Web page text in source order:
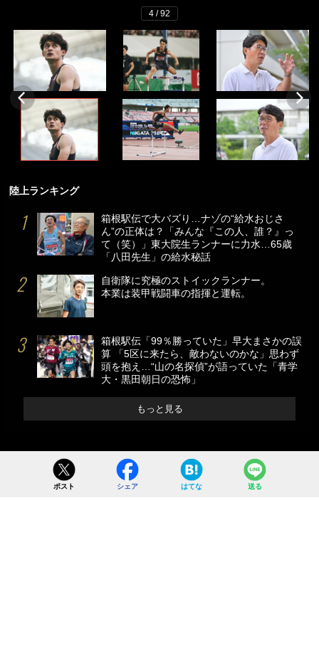
4 / 92
陸上ランキング
箱根駅伝で大バズり…ナゾの“給水おじさ
ん”の正体は？「みんな『この人、誰？』っ
て（笑）」東大院生ランナーに力水…65歳
「八田先生」の給水秘話
自衛隊に究極のストイックランナー。
本業は装甲戦闘車の指揮と運転。
箱根駅伝「99％勝っていた」早大まさかの誤
算 「5区に来たら、敵わないのかな」思わず
頭を抱え…“山の名探偵”が語っていた「青学
大・黒田朝日の恐怖」
もっと見る
ポスト シェア はてな 送る